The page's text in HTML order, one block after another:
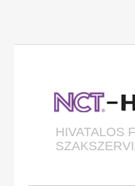
HIVATALOS